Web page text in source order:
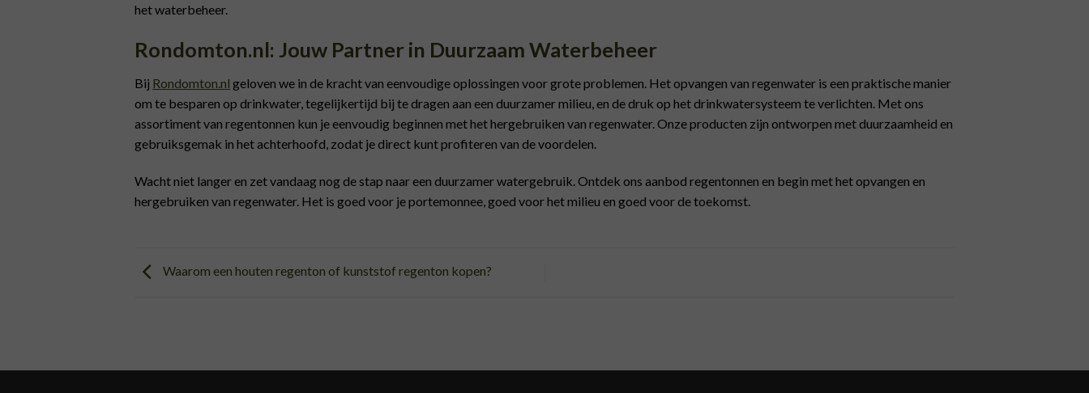
het waterbeheer.
Rondomton.nl: Jouw Partner in Duurzaam Waterbeheer
Bij Rondomton.nl geloven we in de kracht van eenvoudige oplossingen voor grote problemen. Het opvangen van regenwater is een praktische manier
om te besparen op drinkwater, tegelijkertijd bij te dragen aan een duurzamer milieu, en de druk op het drinkwatersysteem te verlichten. Met ons
assortiment van regentonnen kun je eenvoudig beginnen met het hergebruiken van regenwater. Onze producten zijn ontworpen met duurzaamheid en
gebruiksgemak in het achterhoofd, zodat je direct kunt profiteren van de voordelen.
Wacht niet langer en zet vandaag nog de stap naar een duurzamer watergebruik. Ontdek ons aanbod regentonnen en begin met het opvangen en
hergebruiken van regenwater. Het is goed voor je portemonnee, goed voor het milieu en goed voor de toekomst.
Waarom een houten regenton of kunststof regenton kopen?